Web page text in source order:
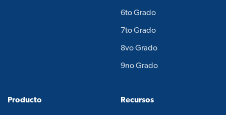
6to Grado
7to Grado
8vo Grado
9no Grado
Producto Recursos